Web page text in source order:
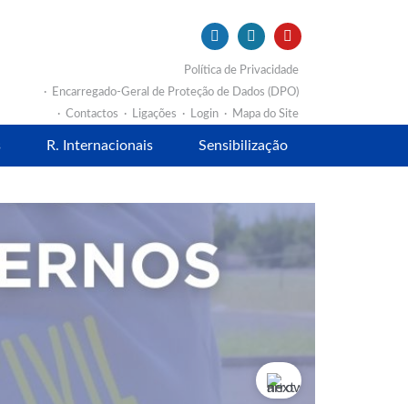
Política de Privacidade
Encarregado-Geral de Proteção de Dados (DPO)
Contactos
Ligações Login Mapa do Site
R. Internacionais Sensibilização